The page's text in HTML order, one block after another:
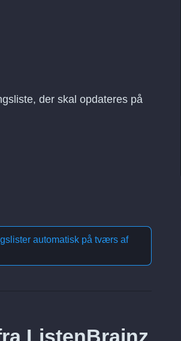
der skal opdateres på
automatisk på tværs af
ListenBrainz